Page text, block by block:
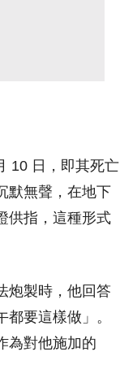
10 日，即其死亡
默無聲，在地下
供指，這種形式
炮製時，他回答
都要這樣做」。
為對他施加的